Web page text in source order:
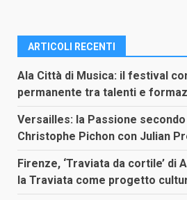
ARTICOLI RECENTI
Ala Città di Musica: il festival
permanente tra talenti e
Versailles: la Passione
Christophe Pichon con Julian
Firenze, ‘Traviata da cortile’ di
la Traviata come progetto